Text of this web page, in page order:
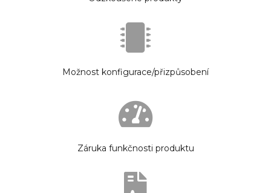
Možnost konfigurace/přizpůsobení
Záruka funkčnosti produktu